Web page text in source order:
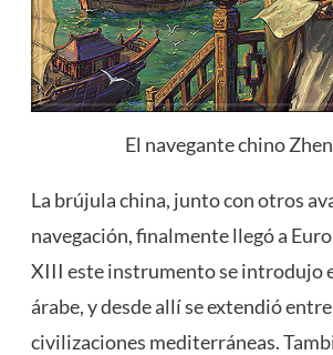
El navegante chino
La brújula china, junto con otros
navegación, finalmente llegó a
XIII este instrumento se introdujo
árabe, y desde allí se extendió
civilizaciones mediterráneas.